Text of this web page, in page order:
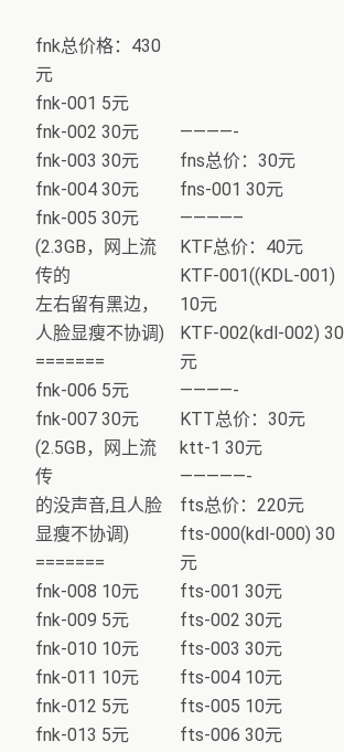
fnk总价格：430
元
fnk-001 5元
fnk-002 30元
fnk-003 30元
fnk-004 30元
fnk-005 30元
(2.3GB，网上流
传的
左右留有黑边，
人脸显瘦不协调)
=======
fnk-006 5元
fnk-007 30元
(2.5GB，网上流
传
的没声音,且人脸
显瘦不协调)
=======
fnk-008 10元
fnk-009 5元
fnk-010 10元
fnk-011 10元
fnk-012 5元
fnk-013 5元
————-
fns总价：30元
fns-001 30元
————–
KTF总价：40元
KTF-001((KDL-001)
10元
KTF-002(kdl-002) 30
元
————-
KTT总价：30元
ktt-1 30元
—————-
fts总价：220元
fts-000(kdl-000) 30
元
fts-001 30元
fts-002 30元
fts-003 30元
fts-004 10元
fts-005 10元
fts-006 30元